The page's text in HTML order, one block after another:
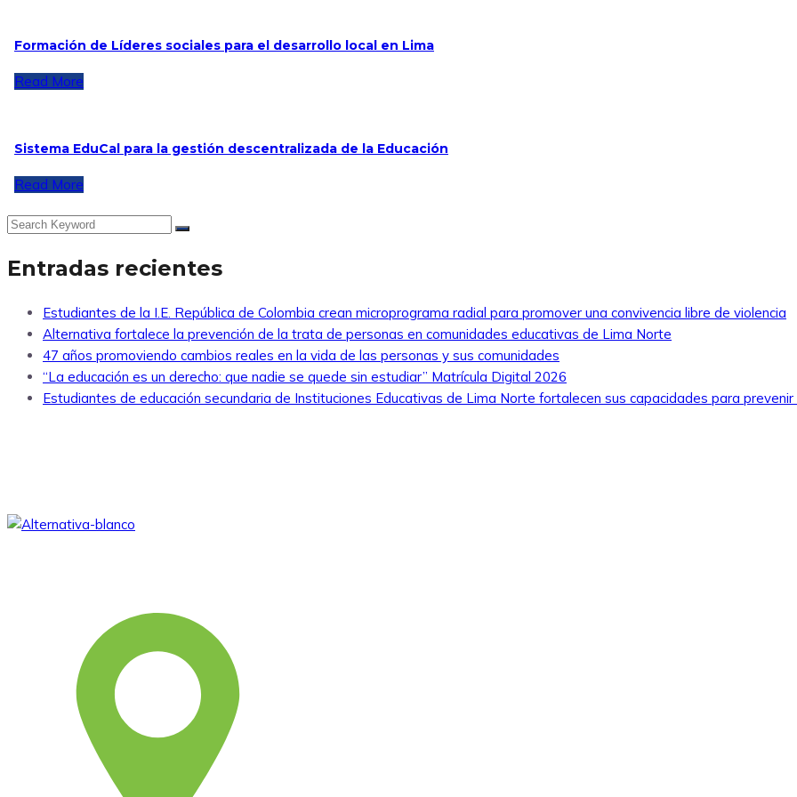
Formación de Líderes sociales para el desarrollo local en Lima
Read More
Sistema EduCal para la gestión descentralizada de la Educación
Read More
Entradas recientes
Estudiantes de la I.E. República de Colombia crean microprograma radial para promover una convivencia libre de violencia
Alternativa fortalece la prevención de la trata de personas en comunidades educativas de Lima Norte
47 años promoviendo cambios reales en la vida de las personas y sus comunidades
“La educación es un derecho: que nadie se quede sin estudiar” Matrícula Digital 2026
Estudiantes de educación secundaria de Instituciones Educativas de Lima Norte fortalecen sus capacidades para